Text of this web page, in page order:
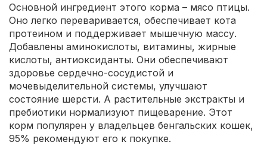
Основной ингредиент этого корма – мясо птицы.
Оно легко переваривается, обеспечивает кота
протеином и поддерживает мышечную массу.
Добавлены аминокислоты, витамины, жирные
кислоты, антиоксиданты. Они обеспечивают
здоровье сердечно-сосудистой и
мочевыделительной системы, улучшают
состояние шерсти. А растительные экстракты и
пребиотики нормализуют пищеварение. Этот
корм популярен у владельцев бенгальских кошек,
95% рекомендуют его к покупке.